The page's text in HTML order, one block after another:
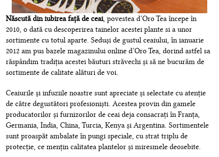
Născută din iubirea față de ceai, povestea d’Oro Tea începe în
2010, o dată cu descoperirea tainelor acestei plante si a unor
sortimente cu totul aparte. Seduși de gustul ceaiului, în ianuarie
2012 am pus bazele magazinului online d’Oro Tea, dorind astfel sa
răspândim tradiția acestei băuturi străvechi și să ne bucurăm de
sortimente de calitate alături de voi.
Ceaiurile și infuziile noastre sunt apreciate și selectate cu atenție
de către degustători profesioniști. Acestea provin din gamele
producatorilor și furnizorilor de ceai deja consacrați în Franța,
Germania, India, China, Turcia, Kenya și Argentina. Sortimentele
sunt proaspăt ambalate în pungi speciale, cu strat triplu de
protecție, ce mențin calitatea plantelor și miresmele deosebite.